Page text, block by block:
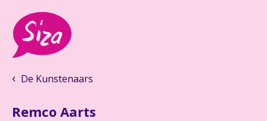
De Kunstenaars
Remco Aarts